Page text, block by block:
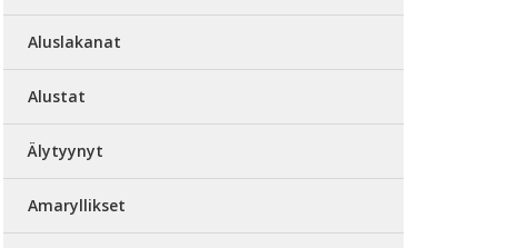
Aluslakanat
Alustat
Älytyynyt
Amaryllikset